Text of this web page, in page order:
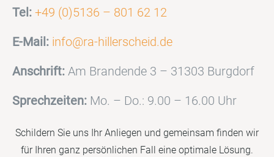
Tel: +49 (0)5136 – 801 62 12
E-Mail: info@ra-hillerscheid.de
Anschrift:Am Brandende 3 – 31303 Burgdorf
Sprechzeiten:Mo. – Do.: 9.00 – 16.00 Uhr
Schildern Sie uns Ihr Anliegen und gemeinsam finden wir
für Ihren ganz persönlichen Fall eine optimale Lösung.